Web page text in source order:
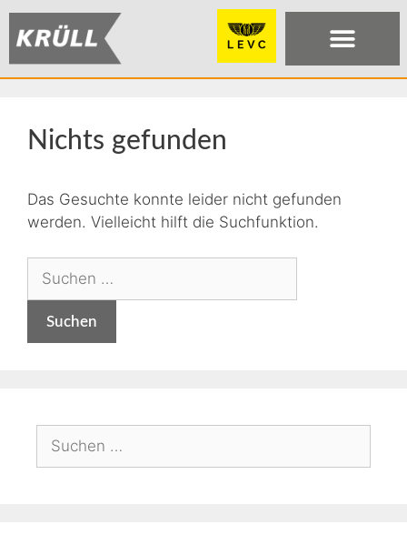
Nichts gefunden
Das Gesuchte konnte leider nicht gefunden
werden. Vielleicht hilft die Suchfunktion.